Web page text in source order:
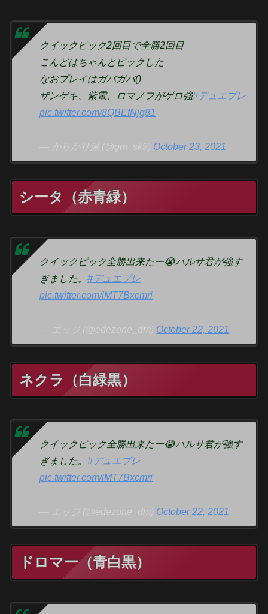
クイックピック2回目で全勝2回目
こんどはちゃんとピックした
なおプレイはガバガバ()
ザンゲキ、紫電、ロマノフがゲロ強#デュエプレ
pic.twitter.com/8QBEfNjg81
— かりかり派 (@gm_sk9) October 23, 2021
シータ（赤青緑）
クイックピック全勝出来たー😭ハルサ君が強す
ぎました。#デュエプレ
pic.twitter.com/lMT7Bxcmri
— エッジ (@edezone_dm) October 22, 2021
ネクラ（白緑黒）
クイックピック全勝出来たー😭ハルサ君が強す
ぎました。#デュエプレ
pic.twitter.com/lMT7Bxcmri
— エッジ (@edezone_dm) October 22, 2021
ドロマー（青白黒）